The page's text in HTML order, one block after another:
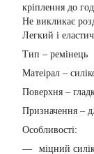
кріплення до
Не викликає
Легкий і
Тип – ремінець
Матеірал –
Поверхня –
Призначення –
Особливості:
міцний